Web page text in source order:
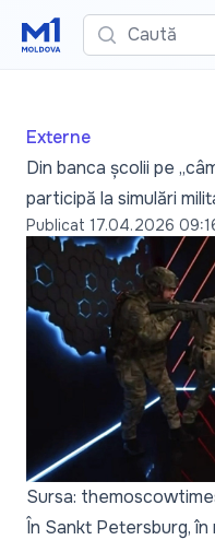
Caută
Externe
Din banca școlii pe
participă la simulări
Publicat 17.04.2026
Sursa:
În Sankt Petersburg,